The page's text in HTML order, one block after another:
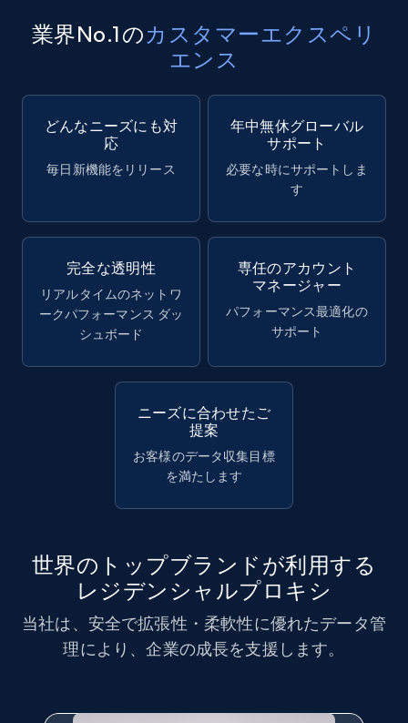
業界No.1のカスタマーエクスペリ
エンス
どんなニーズにも対
応
毎日新機能をリリース
年中無休グローバル
サポート
必要な時にサポートしま
す
完全な透明性
リアルタイムのネットワ
ークパフォーマンス ダッ
シュボード
専任のアカウント
マネージャー
パフォーマンス最適化の
サポート
ニーズに合わせたご
提案
お客様のデータ収集目標
を満たします
世界のトップブランドが利用する
レジデンシャルプロキシ
当社は、安全で拡張性・柔軟性に優れたデータ管
理により、企業の成長を支援します。